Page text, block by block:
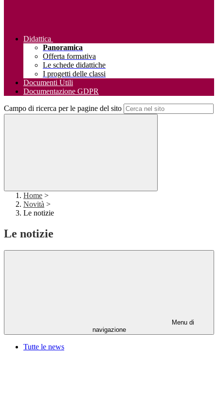
Didattica
Panoramica
Offerta formativa
Le schede didattiche
I progetti delle classi
Documenti Utili
Documentazione GDPR
Campo di ricerca per le pagine del sito
Home >
Novità >
Le notizie
Le notizie
Menu di
navigazione
Tutte le news